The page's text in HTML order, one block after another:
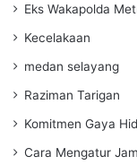
Eks Wakapolda
Kecelakaan
medan selayang
Raziman Tarigan
Komitmen Gaya
Cara Mengatur